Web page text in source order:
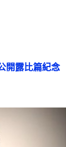
開露比篇紀念